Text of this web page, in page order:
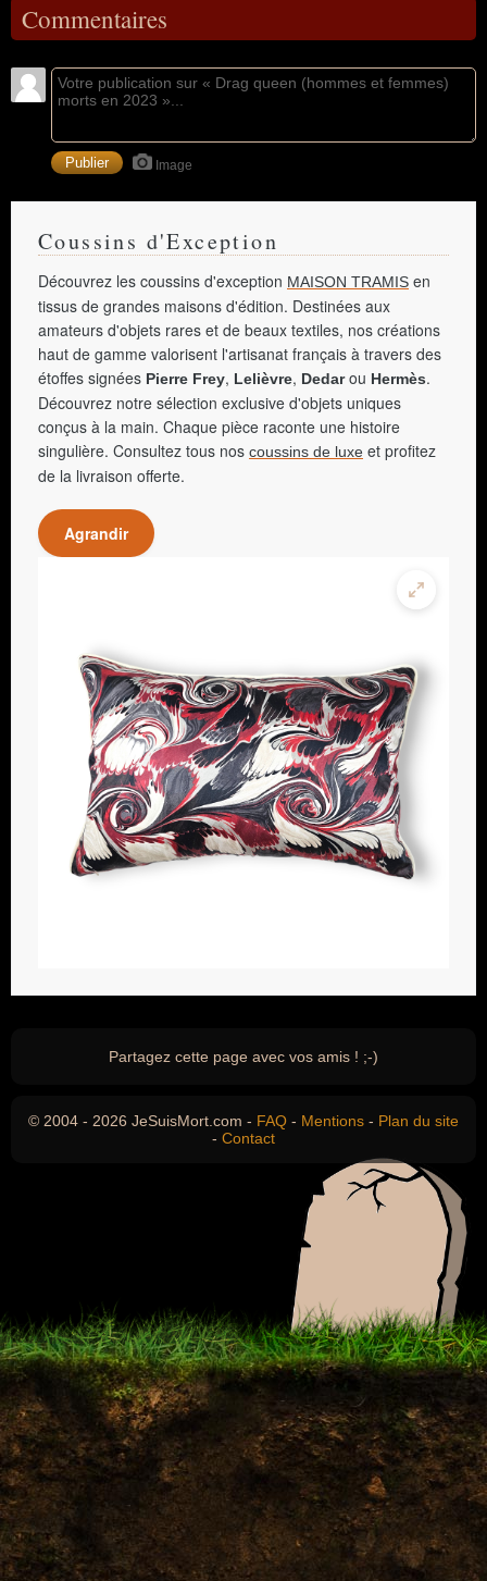
Commentaires
Image
Coussins d'Exception
Découvrez les coussins d'exception MAISON TRAMIS en
tissus de grandes maisons d'édition. Destinées aux
amateurs d'objets rares et de beaux textiles, nos créations
haut de gamme valorisent l'artisanat français à travers des
étoffes signées Pierre Frey, Lelièvre, Dedarou Hermès.
Découvrez notre sélection exclusive d'objets uniques
conçus à la main. Chaque pièce raconte une histoire
singulière. Consultez tous nos coussins de luxe et profitez
de la livraison offerte.
Agrandir
Partagez cette page avec vos amis ! ;-)
© 2004 - 2026 JeSuisMort.com - FAQ - Mentions - Plan du site
- Contact